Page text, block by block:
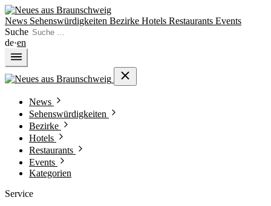
News Sehenswürdigkeiten Bezirke Hotels Restaurants Events
Suche
de·en
News
Sehenswürdigkeiten
Bezirke
Hotels
Restaurants
Events
Kategorien
Service